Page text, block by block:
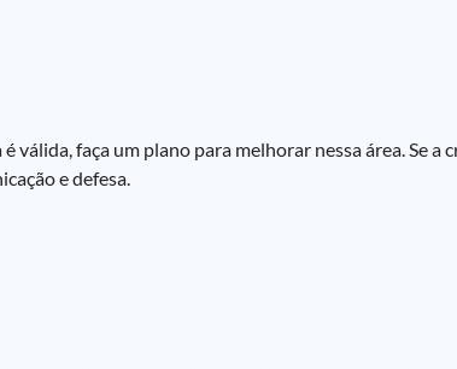
faça um plano para melhorar nessa área. Se a
e defesa.